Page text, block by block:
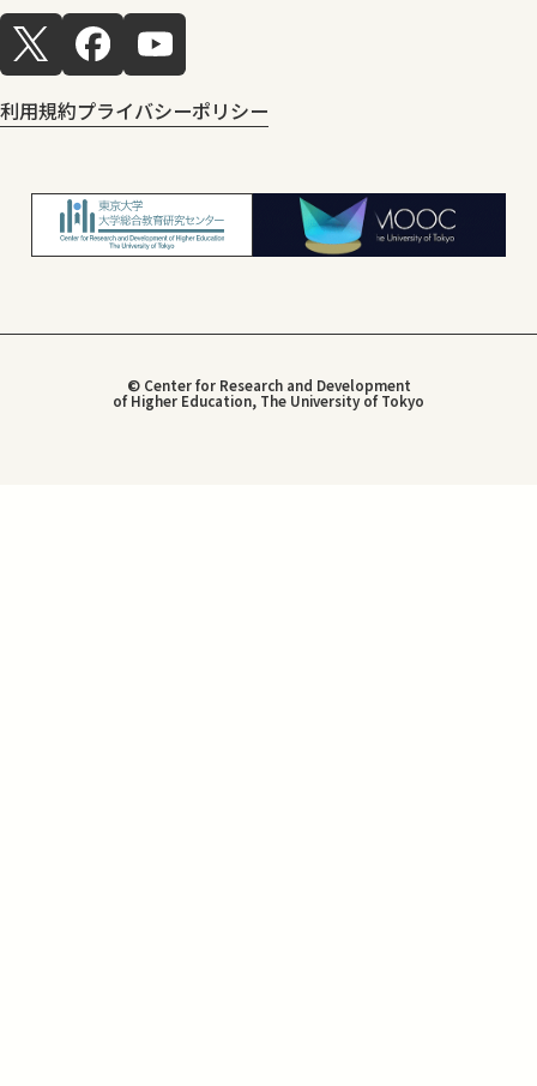
利用規約プライバシーポリシー
© Center for Research and Development
of Higher Education, The University of Tokyo